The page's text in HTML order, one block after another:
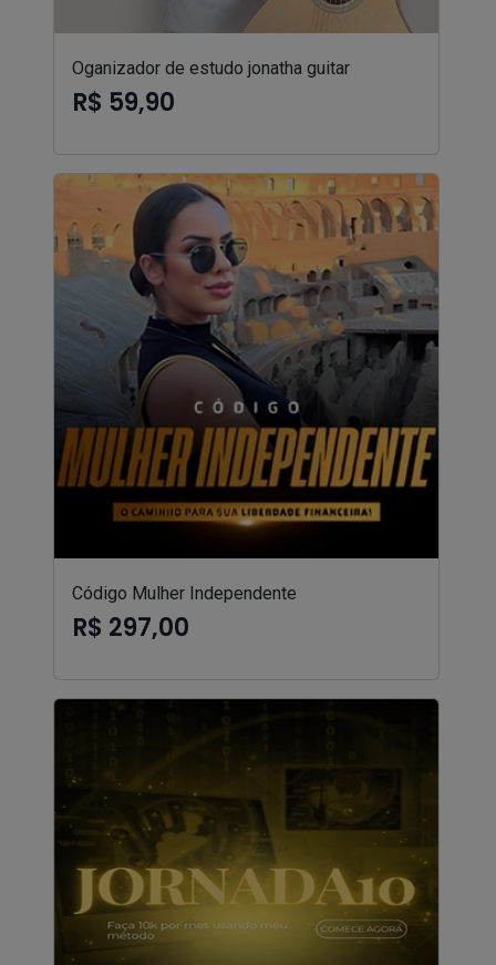
Oganizador de estudo jonatha guitar
R$ 59,90
Código Mulher Independente
R$ 297,00